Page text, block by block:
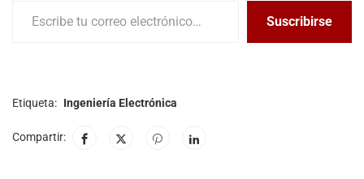
Suscribirse
Etiqueta: Ingeniería Electrónica
Compartir: